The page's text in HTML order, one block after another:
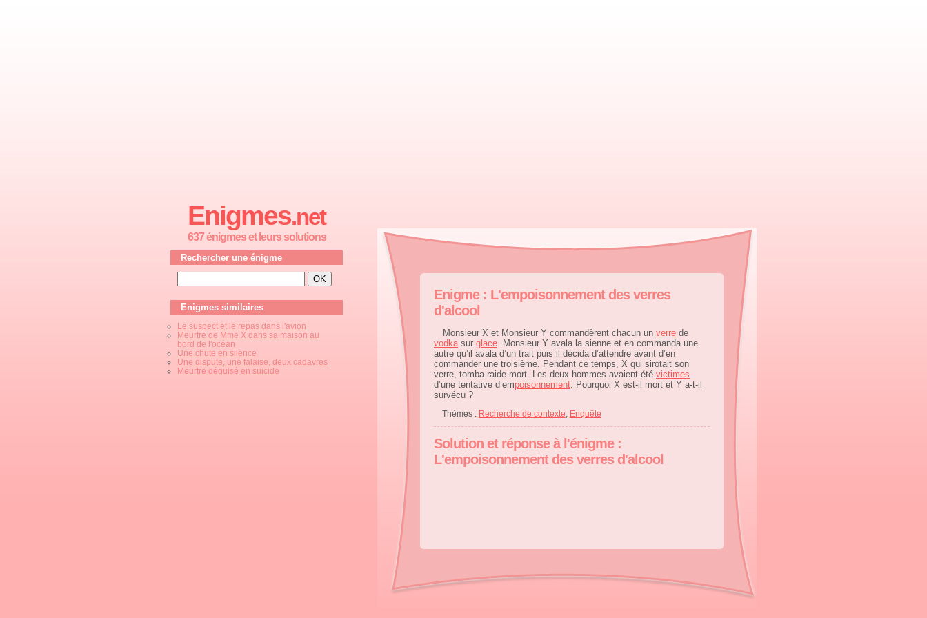
Enigme : L'empoisonnement des verres
d'alcool
Monsieur X et Monsieur Y commandèrent chacun un verre de
vodkasur glace. Monsieur Y avala la sienne et en commanda une
autre qu’il avala d’un trait puis il décida d’attendre avant d’en
commander une troisième. Pendant ce temps, X qui sirotait son
verre, tomba raide mort. Les deux hommes avaient été victimes
d’une tentative d’empoisonnement. Pourquoi X est-il mort et Y a-t-il
survécu ?
Thèmes : Recherche de contexte Enquête
Solution et réponse à l'énigme :
L'empoisonnement des verres d'alcool
Enigmes.net
637 énigmes et leurs solutions
Rechercher une énigme
Enigmes similaires
Le suspect et le repas dans l'avion
Meurtre de Mme X dans sa maison au
bord de l'océan
Une chute en silence
Une dispute, une falaise, deux cadavres
Meurtre déguisé en suicide